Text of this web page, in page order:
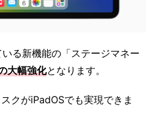
る新機能の「ステージマネー
大幅強化となります。
クがiPadOSでも実現できま